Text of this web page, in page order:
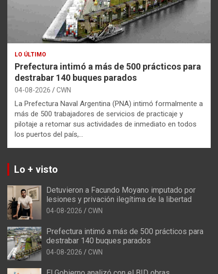
LO ÚLTIMO
Prefectura intimó a más de 500 prácticos para
destrabar 140 buques parados
04-08-2026 CWN
La Prefectura Naval Argentina (PNA) intimó formalmente a
más de 500 trabajadores de servicios de practicaje y
pilotaje a retomar sus actividades de inmediato en todos
los puertos del país,…
Lo + visto
Detuvieron a Facundo Moyano imputado por
lesiones y privación ilegítima de la libertad
04-08-2026 CWN
Prefectura intimó a más de 500 prácticos para
destrabar 140 buques parados
04-08-2026 CWN